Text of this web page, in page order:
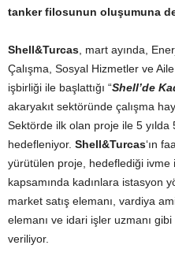
tanker filosunun oluşumuna
Shell&Turcas , mart ayında,
Çalışma, Sosyal Hizmetler ve
işbirliği ile başlattığı “Shell’de
akaryakıt sektöründe çalışma
Sektörde ilk olan proje ile 5 yılda
hedefleniyor. Shell&Turcas‘ın
yürütülen proje, hedeflediği ivme
kapsamında kadınlara istasyon
market satış elemanı, vardiya
elemanı ve idari işler uzmanı
veriliyor.